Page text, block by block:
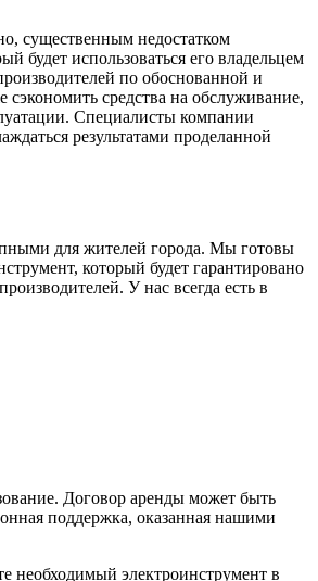
существенным недостатком
будет использоваться его владельцем
по обоснованной и
средства на обслуживание,
Специалисты компании
результатами проделанной
для жителей города. Мы готовы
который будет гарантировано
У нас всегда есть в
Договор аренды может быть
поддержка, оказанная нашими
электроинструмент в